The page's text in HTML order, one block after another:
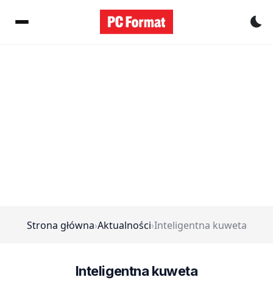
Strona główna›Aktualności›Inteligentna kuweta
Inteligentna kuweta